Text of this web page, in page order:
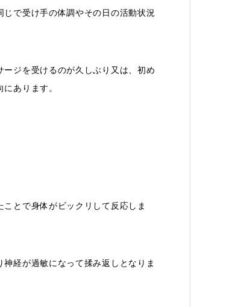
で受け手の体調やその日の活動状況
ジを受けるのが久しぶり又は、初め
あります。
とで身体がビックリして反応しま
経が過敏になって揉み返しとなりま